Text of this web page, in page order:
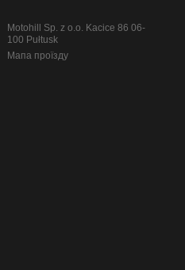
Motohill Sp. z o.o. Kacice 86 06-
100 Pułtusk
Мапа проїзду